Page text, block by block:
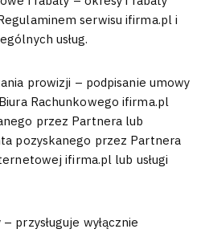
serwisu ifirma.pl i
usług.
prowizji – podpisanie umowy
Rachunkowego ifirma.pl
przez Partnera lub
pozyskanego przez Partnera
ifirma.pl lub usługi
przysługuje wyłącznie